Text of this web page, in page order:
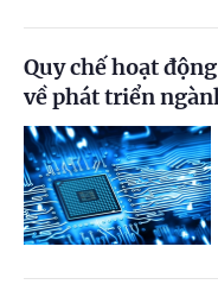
Quy chế hoạt
về phát triển